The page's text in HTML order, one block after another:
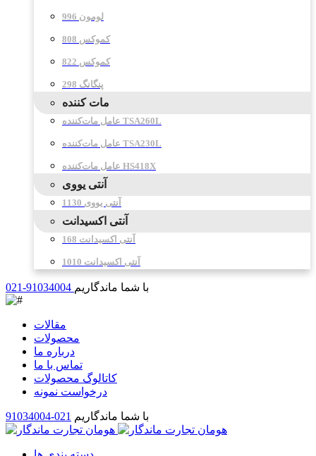
996 لومون
808 کموکس
822 کموکس
298 پنگانگ
مات کننده
عامل مات‌کننده TSA260L
عامل مات‌کننده TSA230L
عامل مات‌کننده HS418X
آنتی یووی
آنتی یووی 1130
آنتی اکسیدانت
آنتی اکسیدانت 168
آنتی اکسیدانت 1010
021-91034004 با شما ماندگاریم
مقالات
محصولات
درباره ما
تماس با ما
کاتالوگ محصولات
درخواست نمونه
با شما ماندگاریم 021-91034004